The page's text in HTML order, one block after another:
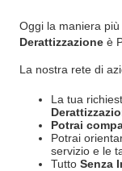
Oggi la maniera
Derattizzazioneè
La nostra rete di
La tua
Potrai
Potrai
servizio e le
Tutto Senza